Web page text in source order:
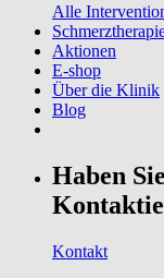
Alle
Aktionen
E-shop
Über die Klinik
Blog
Haben
Kontakt